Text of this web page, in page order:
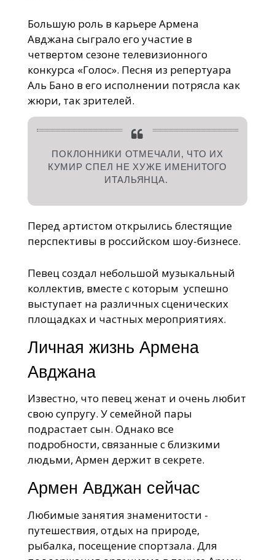
Большую роль в карьере Армена
Авджана сыграло его участие в
четвертом сезоне телевизионного
конкурса «Голос». Песня из репертуара
Аль Бано в его исполнении потрясла как
жюри, так зрителей.
ПОКЛОННИКИ ОТМЕЧАЛИ, ЧТО ИХ
КУМИР СПЕЛ НЕ ХУЖЕ ИМЕНИТОГО
ИТАЛЬЯНЦА.
Перед артистом открылись блестящие
перспективы в российском шоу-бизнесе.
Певец создал небольшой музыкальный
коллектив, вместе с которым успешно
выступает на различных сценических
площадках и частных мероприятиях.
Личная жизнь Армена
Авджана
Известно, что певец женат и очень любит
свою супругу. У семейной пары
подрастает сын. Однако все
подробности, связанные с близкими
людьми, Армен держит в секрете.
Армен Авджан сейчас
Любимые занятия знаменитости -
путешествия, отдых на природе,
рыбалка, посещение спортзала. Для